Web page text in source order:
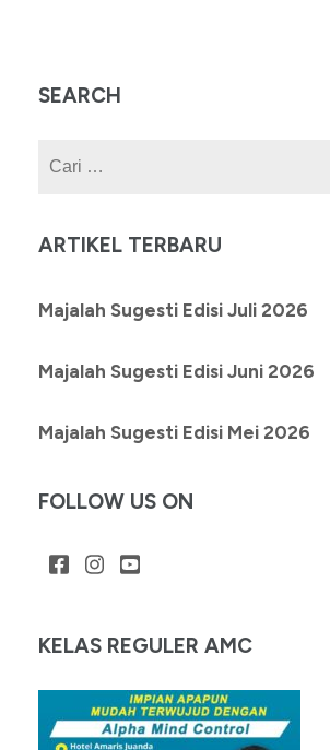
SEARCH
ARTIKEL TERBARU
Majalah Sugesti Edisi Juli 2026
Majalah Sugesti Edisi Juni 2026
Majalah Sugesti Edisi Mei 2026
FOLLOW US ON
KELAS REGULER AMC